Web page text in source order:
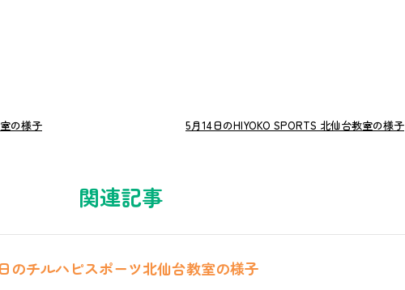
の様子 5月14日のHIYOKO SPORTS 北仙台教室の様子
関連記事
のチルハピスポーツ北仙台教室の様子